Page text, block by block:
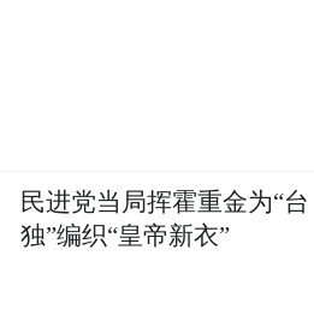
民进党当局挥霍重金为“台
独”编织“皇帝新衣”